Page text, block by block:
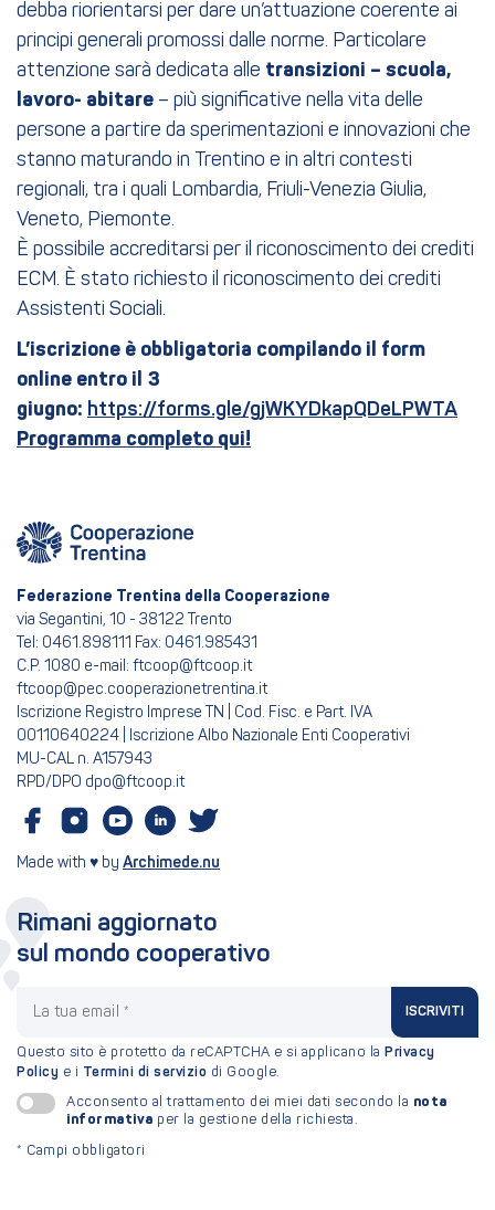
debba riorientarsi per dare un’attuazione coerente ai
principi generali promossi dalle norme. Particolare
attenzione sarà dedicata alle transizioni – scuola,
lavoro- abitare – più significative nella vita delle
persone a partire da sperimentazioni e innovazioni che
stanno maturando in Trentino e in altri contesti
regionali, tra i quali Lombardia, Friuli-Venezia Giulia,
Veneto, Piemonte.
È possibile accreditarsi per il riconoscimento dei crediti
ECM. È stato richiesto il riconoscimento dei crediti
Assistenti Sociali.
L’iscrizione è obbligatoria compilando il form
online entro il 3
giugno: https://forms.gle/gjWKYDkapQDeLPWTA
Programma completo qui!
Federazione Trentina della Cooperazione
via Segantini, 10 - 38122 Trento
Tel: 0461.898111 Fax: 0461.985431
C.P. 1080 e-mail: ftcoop@ftcoop.it
ftcoop@pec.cooperazionetrentina.it
Iscrizione Registro Imprese TN | Cod. Fisc. e Part. IVA
00110640224 | Iscrizione Albo Nazionale Enti Cooperativi
MU-CAL n. A157943
RPD/DPO dpo@ftcoop.it
Made with ♥ by Archimede.nu
Rimani aggiornato
sul mondo cooperativo
ISCRIVITI
Questo sito è protetto da reCAPTCHA e si applicano la Privacy
Policy e i Termini di servizio di Google.
Acconsento al trattamento dei miei dati secondo la nota
informativa per la gestione della richiesta.
* Campi obbligatori